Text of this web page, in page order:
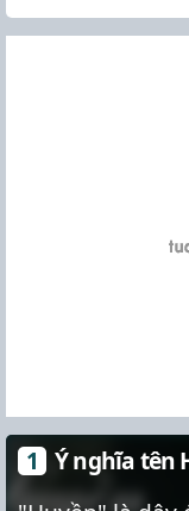
Ý nghĩa tên